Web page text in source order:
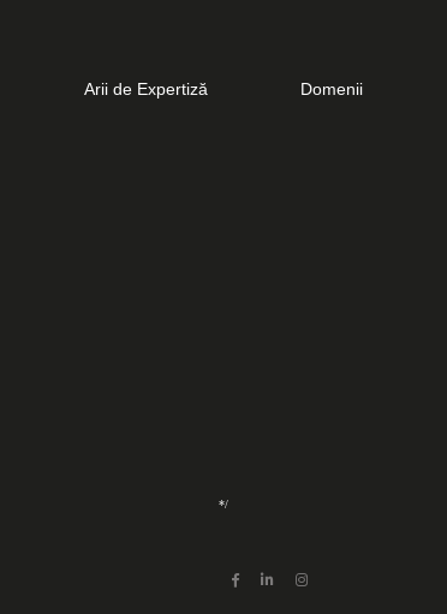
Arii de Expertiză Domenii
*/